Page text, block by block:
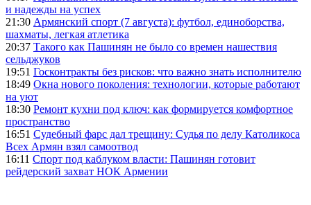
и надежды на успех
21:30 Армянский спорт (7 августа): футбол, единоборства,
шахматы, легкая атлетика
20:37 Такого как Пашинян не было со времен нашествия
сельджуков
19:51 Госконтракты без рисков: что важно знать исполнителю
18:49 Окна нового поколения: технологии, которые работают
на уют
18:30 Ремонт кухни под ключ: как формируется комфортное
пространство
16:51 Судебный фарс дал трещину: Судья по делу Католикоса
Всех Армян взял самоотвод
16:11 Спорт под каблуком власти: Пашинян готовит
рейдерский захват НОК Армении